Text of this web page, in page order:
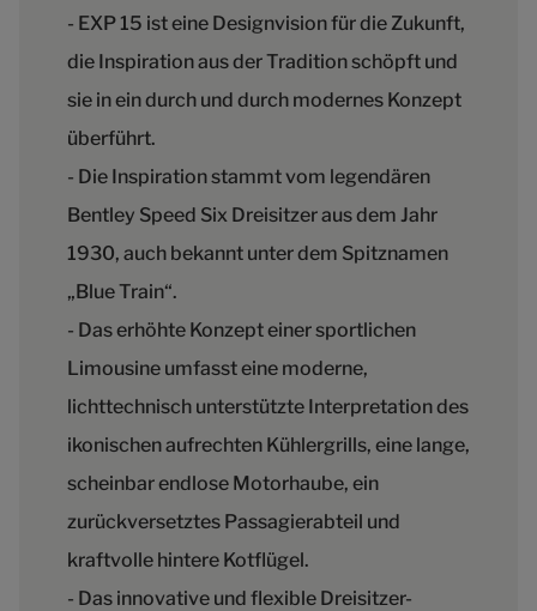
- EXP 15 ist eine Designvision für die Zukunft,
die Inspiration aus der Tradition schöpft und
sie in ein durch und durch modernes Konzept
überführt.
- Die Inspiration stammt vom legendären
Bentley Speed Six Dreisitzer aus dem Jahr
1930, auch bekannt unter dem Spitznamen
„Blue Train“.
- Das erhöhte Konzept einer sportlichen
Limousine umfasst eine moderne,
lichttechnisch unterstützte Interpretation des
ikonischen aufrechten Kühlergrills, eine lange,
scheinbar endlose Motorhaube, ein
zurückversetztes Passagierabteil und
kraftvolle hintere Kotflügel.
- Das innovative und flexible Dreisitzer-